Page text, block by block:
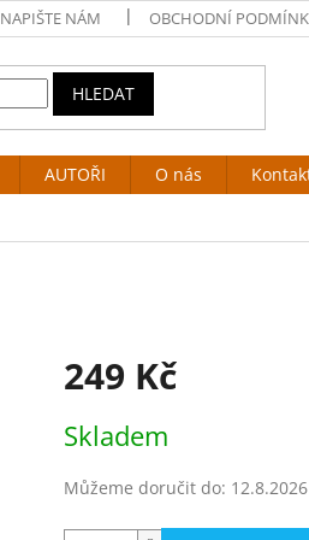
NAPIŠTE NÁM OBCHODNÍ
HLEDAT
AUTOŘI O nás
249 Kč
cena:
Skladem
Můžeme doručit do: 12.8.2026